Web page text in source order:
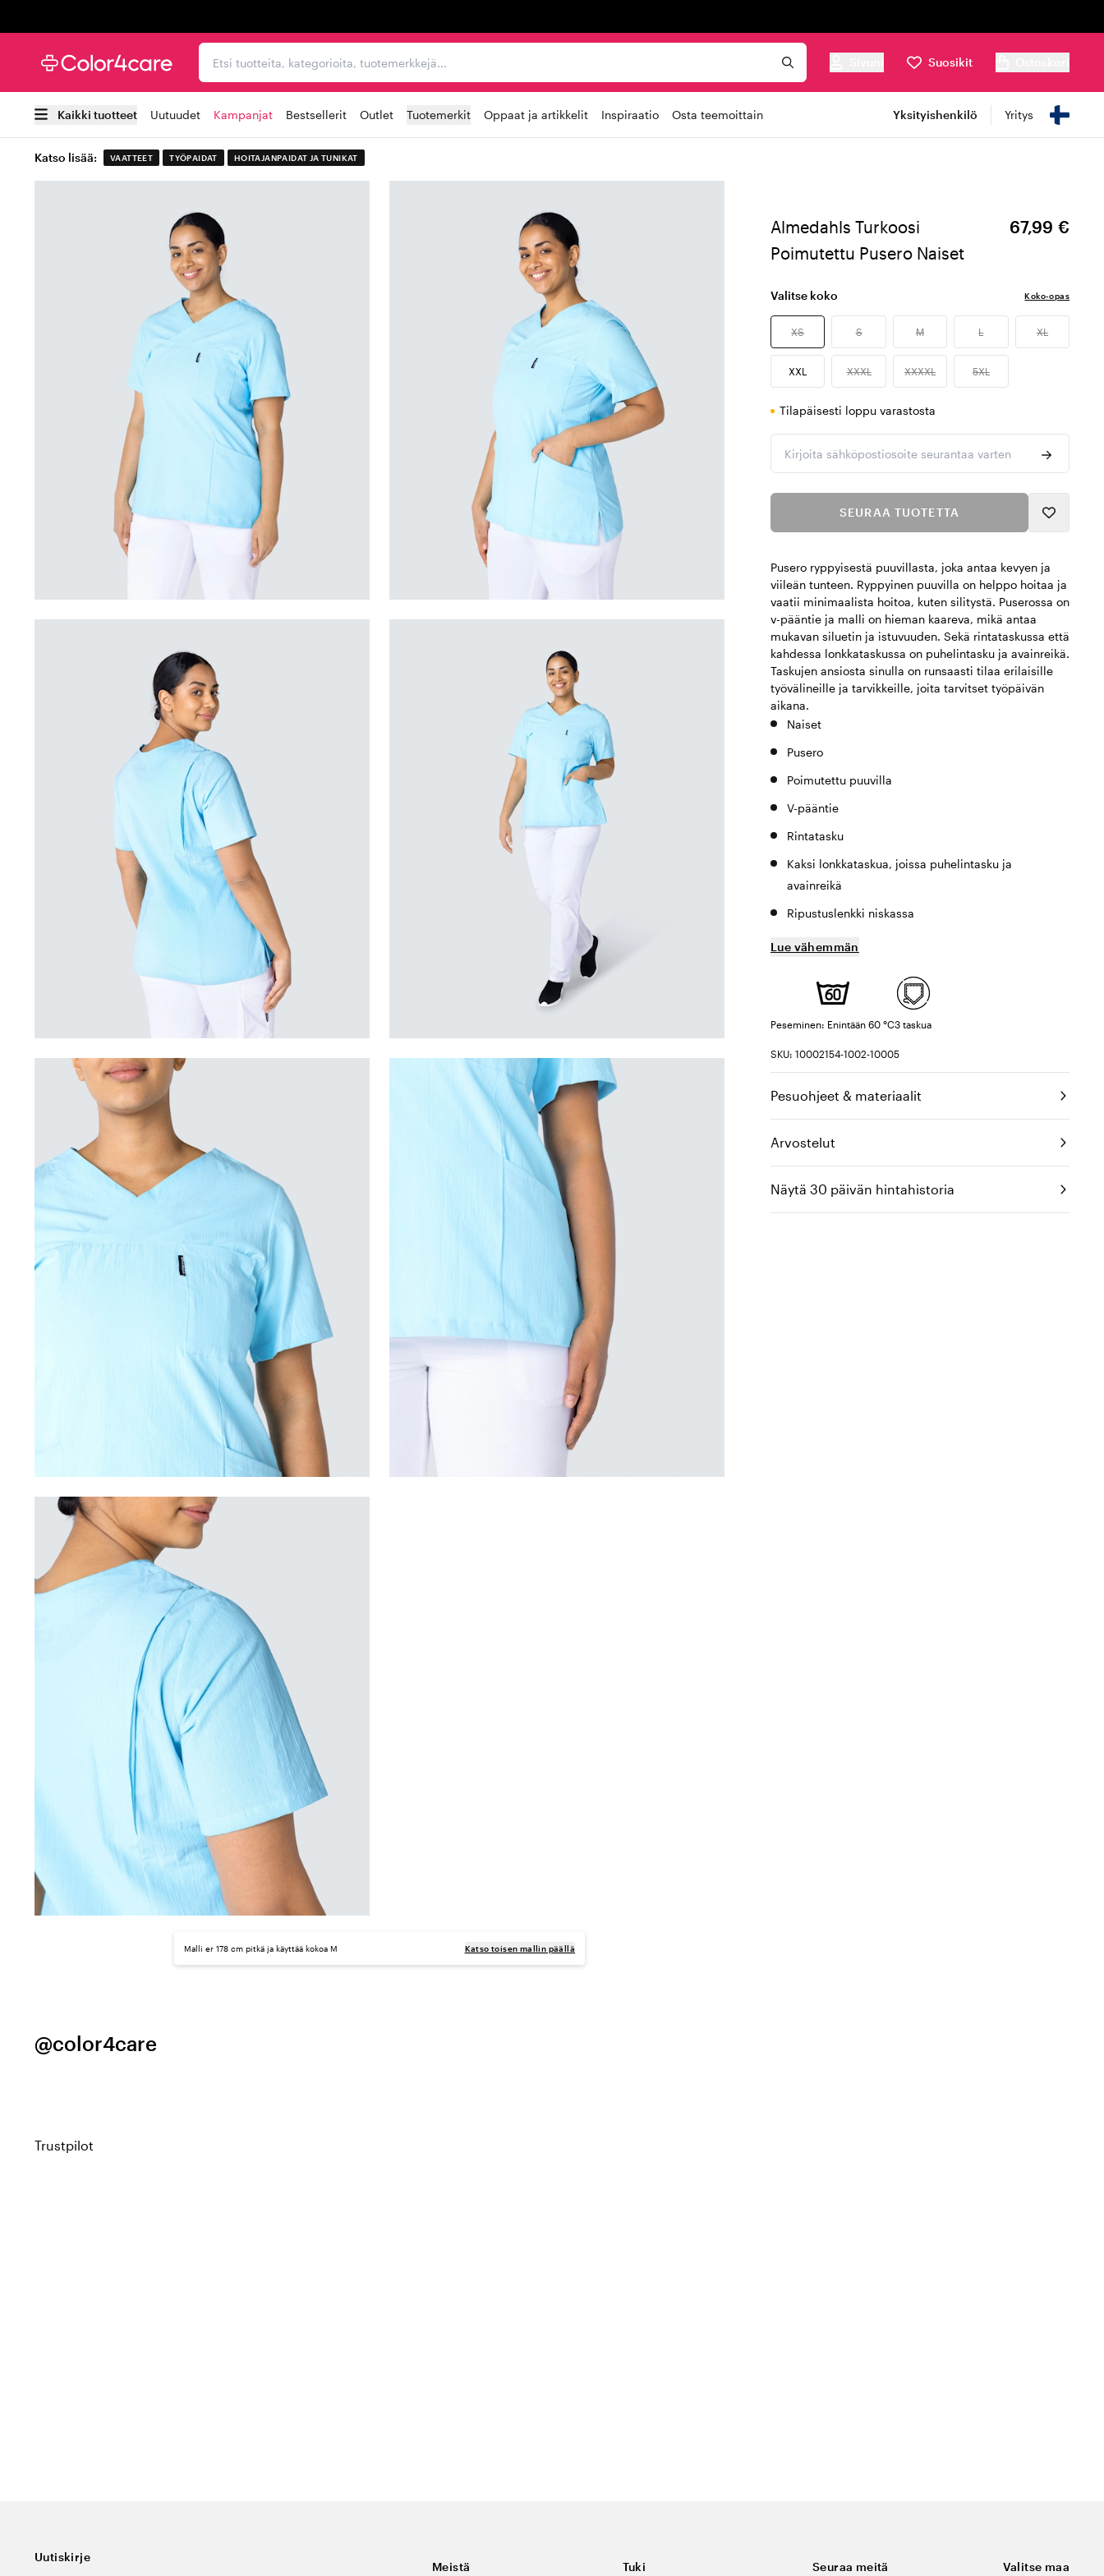
Etsi tuotteita, kategorioita, tuotemerkkejä...
Suosikit
Kaikki tuotteet Uutuudet Kampanjat Bestsellerit Outlet Tuotemerkit Oppaat ja artikkelit Inspiraatio Osta teemoittain Yksityishenkilö Yritys
Katso lisää: VAATTEET TYÖPAIDAT HOITAJANPAIDAT JA TUNIKAT
Malli er 178 cm pitkä ja käyttää kokoa M Katso toisen mallin päällä
Almedahls Turkoosi
Poimutettu Pusero Naiset
67,99 €
Valitse koko Koko-opas
XS S M L XL
XXL XXXL XXXXL 5XL
Tilapäisesti loppu varastosta
SEURAA TUOTETTA
Pusero ryppyisestä puuvillasta, joka antaa kevyen ja
viileän tunteen. Ryppyinen puuvilla on helppo hoitaa ja
vaatii minimaalista hoitoa, kuten silitystä. Puserossa on
v-pääntie ja malli on hieman kaareva, mikä antaa
mukavan siluetin ja istuvuuden. Sekä rintataskussa että
kahdessa lonkkataskussa on puhelintasku ja avainreikä.
Taskujen ansiosta sinulla on runsaasti tilaa erilaisille
työvälineille ja tarvikkeille, joita tarvitset työpäivän
aikana.
Naiset
Pusero
Poimutettu puuvilla
V-pääntie
Rintatasku
Kaksi lonkkataskua, joissa puhelintasku ja
avainreikä
Ripustuslenkki niskassa
Lue vähemmän
Peseminen: Enintään 60 °C3 taskua
SKU: 10002154-1002-10005
Pesuohjeet & materiaalit
Arvostelut
Näytä 30 päivän hintahistoria
@color4care
Trustpilot
Uutiskirje
Meistä Tuki Seuraa meitä Valitse maa